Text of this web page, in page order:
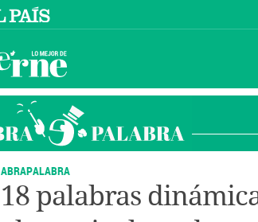
ABRAPALABRA
18 palabras